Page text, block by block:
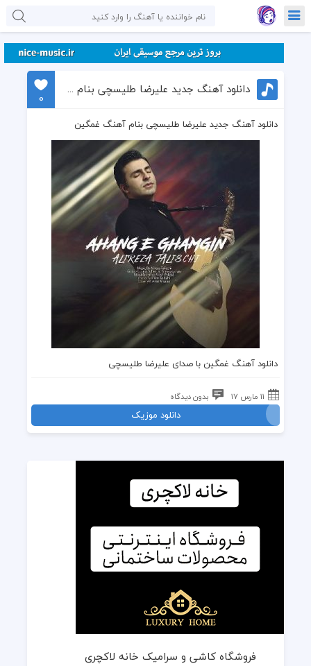
دانلود آهنگ جدید علیرضا طلیسچی بنام آهنگ غمگین
0
دانلود آهنگ جدید علیرضا طلیسچی بنام آهنگ غمگین
دانلود آهنگ غمگین با صدای علیرضا طلیسچی
11 مارس 17 بدون دیدگاه
دانلود موزیک
فروشگاه کاشی و سرامیک خانه لاکچری